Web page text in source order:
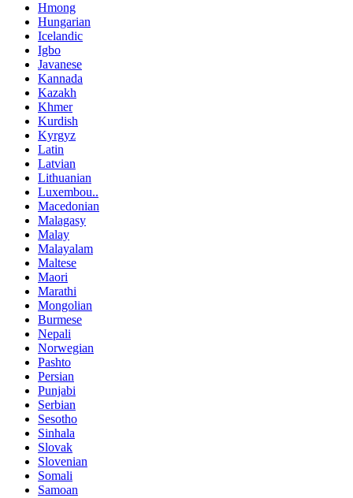
Hmong
Hungarian
Icelandic
Igbo
Javanese
Kannada
Kazakh
Khmer
Kurdish
Kyrgyz
Latin
Latvian
Lithuanian
Luxembou..
Macedonian
Malagasy
Malay
Malayalam
Maltese
Maori
Marathi
Mongolian
Burmese
Nepali
Norwegian
Pashto
Persian
Punjabi
Serbian
Sesotho
Sinhala
Slovak
Slovenian
Somali
Samoan